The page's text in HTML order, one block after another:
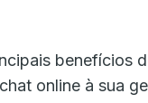
benefícios
online à sua